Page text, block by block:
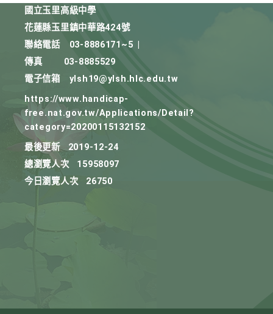
國立玉里高級中學
花蓮縣玉里鎮中華路424號
聯絡電話
03-8886171~5
傳真
03-8885529
電子信箱
ylsh19@ylsh.hlc.edu.tw
https://www.handicap-
free.nat.gov.tw/Applications/Detail?
category=20200115132152
最後更新
2019-12-24
總瀏覽人次
15958097
今日瀏覽人次
26750